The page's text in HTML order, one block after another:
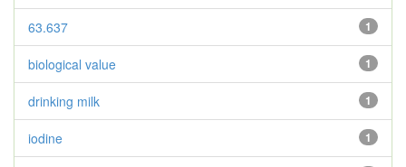
1
63.637
1
biological value
1
drinking milk
1
iodine